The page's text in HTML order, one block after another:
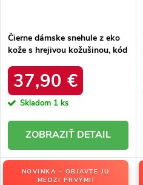
Čierne dámske snehule z eko
kože s hrejivou kožušinou, kód
BLACK
37,90 €
Skladom 1 ks
DETAIL
NOVINKA – OBJAVTE JU
MEDZI PRVÝMI!